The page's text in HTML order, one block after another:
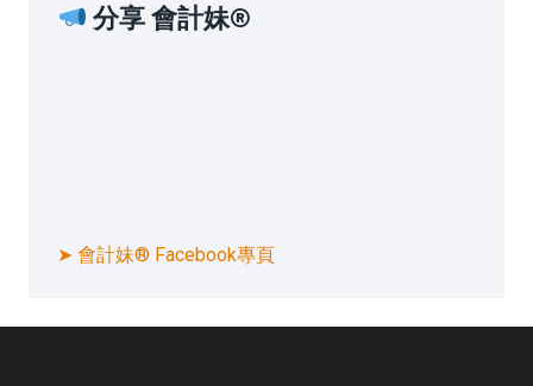
分享 會計妹®
➤ 會計妹® Facebook專頁